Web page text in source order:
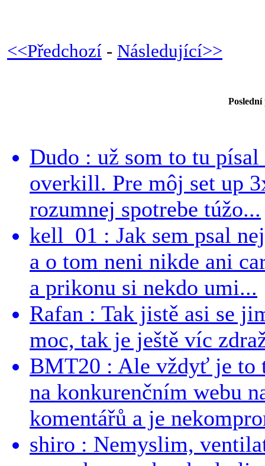
<<Předchozí - Následující>>
Dudo : už som to tu
overkill. Pre môj set up
rozumnej spotrebe túžo...
kell_01 : Jak sem psal
a o tom neni nikde ani
a prikonu si nekdo umi...
Rafan : Tak jistě asi se
moc, tak je ještě víc
BMT20 : Ale vždyť je to
na konkurenčním webu
komentářů a je
shiro : Nemyslim,